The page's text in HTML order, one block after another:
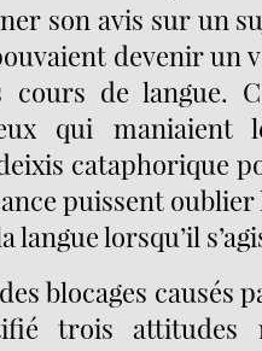
son avis sur un
devenir un
cours de langue.
qui maniaient
cataphorique
puissent oublier
langue lorsqu’il
blocages causés
trois attitudes